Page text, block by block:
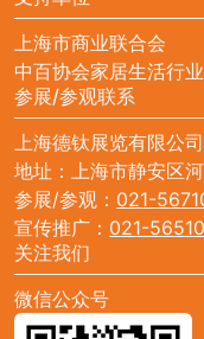
上海市商业联合会
中百协会家居生活行
参展/参观联系
上海德钛展览有限公司
地址：上海市静安区
参展/参观： 021-
宣传推广： 021-
关注我们
微信公众号